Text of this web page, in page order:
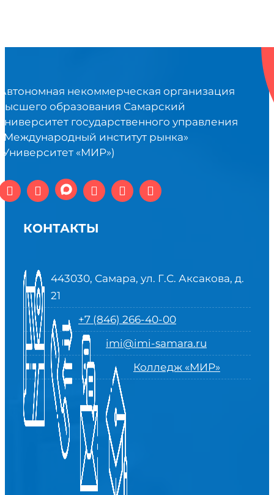
некоммерческая организация
образования Самарский
государственного управления
институт рынка»
«МИР»)
КОНТАКТЫ
443030, Самара, ул. Г.С. Аксакова, д.
21
+7 (846) 266-40-00
imi@imi-samara.ru
Колледж «МИР»